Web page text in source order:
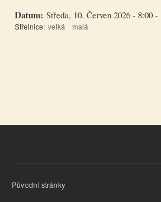
Datum: Středa, 10. Červen 2026 - 8:00 -
Střelnice: velká malá
Původní stránky